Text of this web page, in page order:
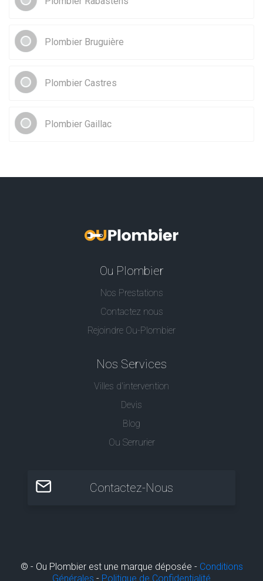
Plombier Bruguière
Plombier Castres
Plombier Gaillac
Ou Plombier
Nos Prestations
Contactez nous
Rejoindre Ou-Plombier
Nos Services
Villes d'intervention
Devis
Blog
Ou Serrurier
Contactez-Nous
© - Ou Plombier est une marque déposée - Conditions
Générales - Politique de Confidentialité